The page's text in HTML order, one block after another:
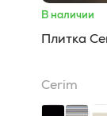
В наличии
Плитка
Cerim